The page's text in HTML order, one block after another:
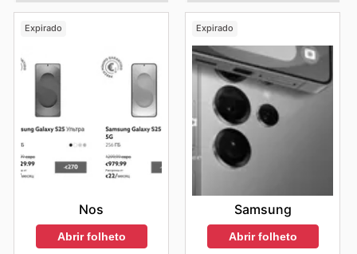
Expirado
Nos
Abrir folheto
Expirado
Samsung
Abrir folheto